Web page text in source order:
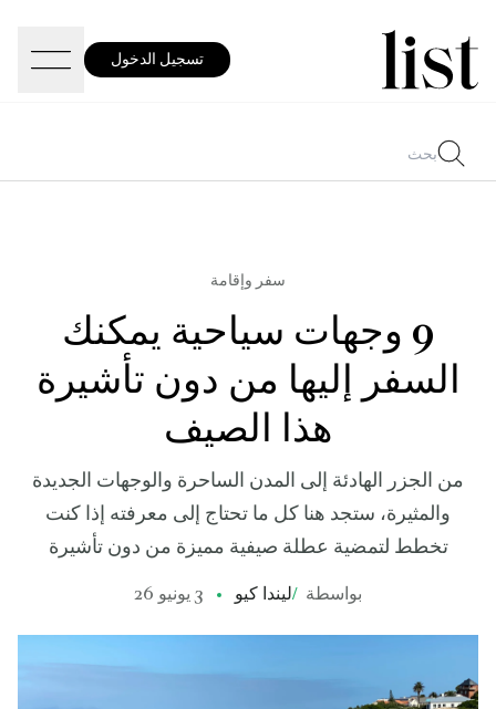
تسجيل الدخول
سفر وإقامة
9 وجهات سياحية يمكنك
السفر إليها من دون تأشيرة
هذا الصيف
من الجزر الهادئة إلى المدن الساحرة والوجهات الجديدة
والمثيرة، ستجد هنا كل ما تحتاج إلى معرفته إذا كنت
تخطط لتمضية عطلة صيفية مميزة من دون تأشيرة
بواسطة /ليندا كيو 3 يونيو 26